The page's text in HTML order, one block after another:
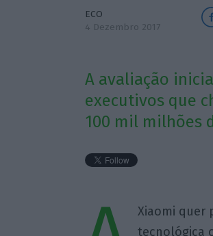
ECO
4 Dezembro 2017
A avaliação
executivos que
100 mil milhões
Xiaomi quer
tecnológica